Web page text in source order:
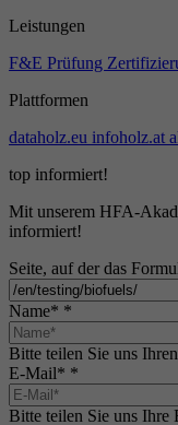
Leistungen
F&E Prüfung
Plattformen
dataholz.eu infoholz.at
top informiert!
Mit unserem HFA-
informiert!
Seite, auf der das
Name* *
Bitte teilen Sie uns
E-Mail* *
Bitte teilen Sie uns Ihre